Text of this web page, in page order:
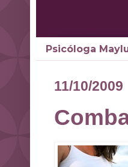
Psicóloga
11/10/2009